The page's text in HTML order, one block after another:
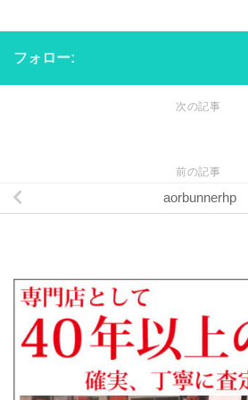
フォロー:
次の記事
前の記事
aorbunnerhp